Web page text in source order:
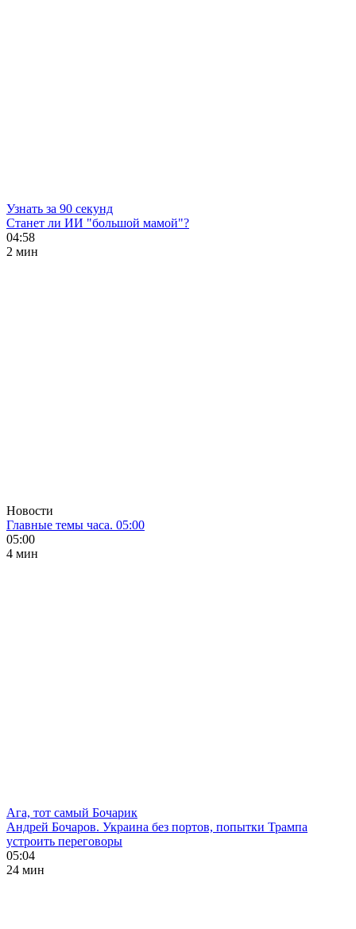
Узнать за 90 секунд
Станет ли ИИ "большой мамой"?
04:58
2 мин
Новости
Главные темы часа. 05:00
05:00
4 мин
Ага, тот самый Бочарик
Андрей Бочаров. Украина без портов, попытки Трампа
устроить переговоры
05:04
24 мин